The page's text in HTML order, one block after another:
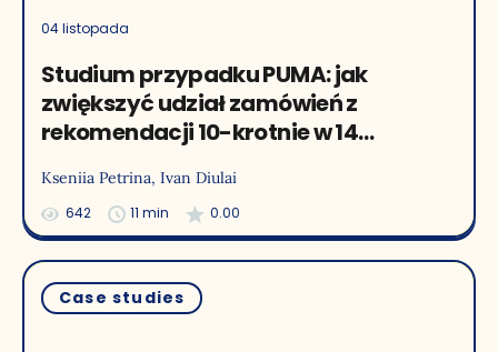
04 listopada
Studium przypadku PUMA: jak
zwiększyć udział zamówień z
rekomendacji 10-krotnie w 14
Kseniia Petrina, Ivan Diulai
642 11 min 0.00
Case studies